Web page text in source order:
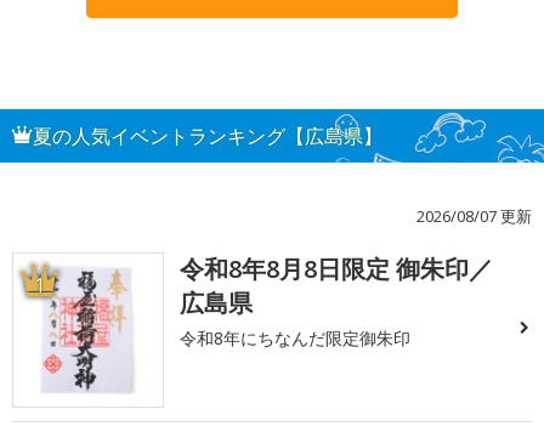
夏の人気イベントランキング【広島県】
2026/08/07 更新
1
令和8年8月8日限定 御朱印／
広島県
令和8年にちなんだ限定御朱印